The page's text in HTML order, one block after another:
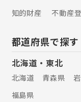
知的財産
不動産
都道府県で探す
北海道・東北
北海道 青森県
福島県